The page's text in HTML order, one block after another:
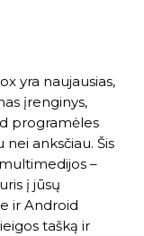
yra naujausias,
įrenginys,
programėles
anksčiau. Šis
–
į jūsų
ir Android
tašką ir